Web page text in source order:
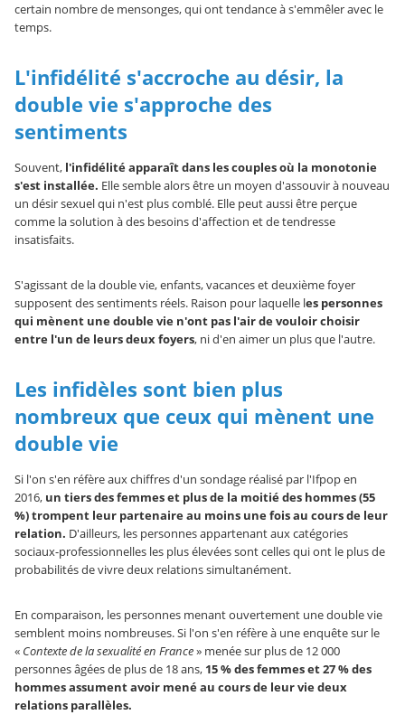
certain nombre de mensonges, qui ont tendance à s'emmêler avec le
temps.
L'infidélité s'accroche au désir, la
double vie s'approche des
sentiments
Souvent, l'infidélité apparaît dans les couples où la monotonie
s'est installée. Elle semble alors être un moyen d'assouvir à nouveau
un désir sexuel qui n'est plus comblé. Elle peut aussi être perçue
comme la solution à des besoins d'affection et de tendresse
insatisfaits.
S'agissant de la double vie, enfants, vacances et deuxième foyer
supposent des sentiments réels. Raison pour laquelle les personnes
qui mènent une double vie n'ont pas l'air de vouloir choisir
entre l'un de leurs deux foyers, ni d'en aimer un plus que l'autre.
Les infidèles sont bien plus
nombreux que ceux qui mènent une
double vie
Si l'on s'en réfère aux chiffres d'un sondage réalisé par l'Ifpop en
2016, un tiers des femmes et plus de la moitié des hommes (55
%) trompent leur partenaire au moins une fois au cours de leur
relation. D'ailleurs, les personnes appartenant aux catégories
sociaux-professionnelles les plus élevées sont celles qui ont le plus de
probabilités de vivre deux relations simultanément.
En comparaison, les personnes menant ouvertement une double vie
semblent moins nombreuses. Si l'on s'en réfère à une enquête sur le
« Contexte de la sexualité en France» menée sur plus de 12 000
personnes âgées de plus de 18 ans, 15 % des femmes et 27 % des
hommes assument avoir mené au cours de leur vie deux
relations parallèles.